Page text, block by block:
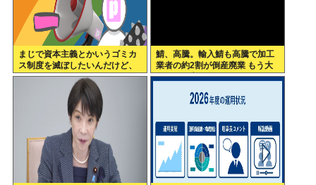
まじで資本主義とかいうゴミカ
ス制度を滅ぼしたいんだけど、
どうしたらいい？
鯖、高騰。輸入鯖も高騰で加工
業者の約2割が倒産廃業 もう大
衆魚から高級魚へ…